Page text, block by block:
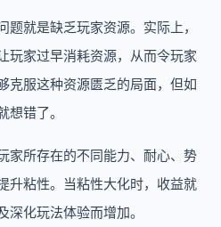
就是缺乏玩家资源。实际上，
玩家过早消耗资源，从而令玩家
克服这种资源匮乏的局面，但如
错了。
家所存在的不同能力、耐心、势
升粘性。当粘性大化时，收益就
化玩法体验而增加。